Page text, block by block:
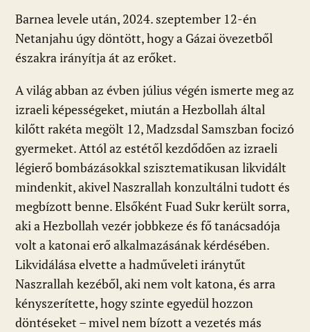
Barnea levele után, 2024. szeptember 12-én
Netanjahu úgy döntött, hogy a Gázai övezetből
északra irányítja át az erőket.
A világ abban az évben július végén ismerte meg az
izraeli képességeket, miután a Hezbollah által
kilőtt rakéta megölt 12, Madzsdal Samszban focizó
gyermeket. Attól az estétől kezdődően az izraeli
légierő bombázásokkal szisztematikusan likvidált
mindenkit, akivel Naszrallah konzultálni tudott és
megbízott benne. Elsőként Fuad Sukr került sorra,
aki a Hezbollah vezér jobbkeze és fő tanácsadója
volt a katonai erő alkalmazásának kérdésében.
Likvidálása elvette a hadműveleti iránytűt
Naszrallah kezéből, aki nem volt katona, és arra
kényszerítette, hogy szinte egyedül hozzon
döntéseket – mivel nem bízott a vezetés más